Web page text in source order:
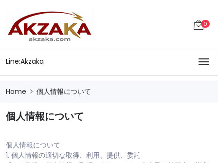
0
Line:Akzaka
Home 個人情報について
個人情報について
個人情報について
1. 個人情報の適切な取得、利用、提供、委託